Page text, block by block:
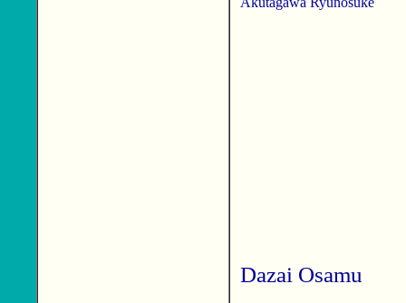
Dazai Osamu